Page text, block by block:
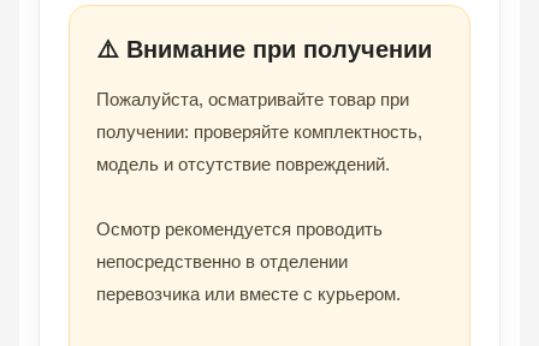
⚠️ Внимание при получении
Пожалуйста, осматривайте товар при
получении: проверяйте комплектность,
модель и отсутствие повреждений.
Осмотр рекомендуется проводить
непосредственно в отделении
перевозчика или вместе с курьером.